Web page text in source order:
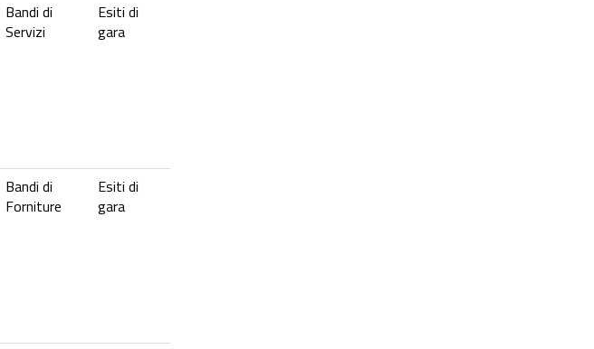
Bandi di
Servizi
Esiti di
gara
Bandi di
Forniture
Esiti di
gara